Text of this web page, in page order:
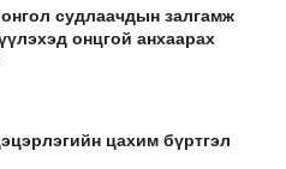
судлаачдын залгамж
онцгой анхаарах
цахим бүртгэл